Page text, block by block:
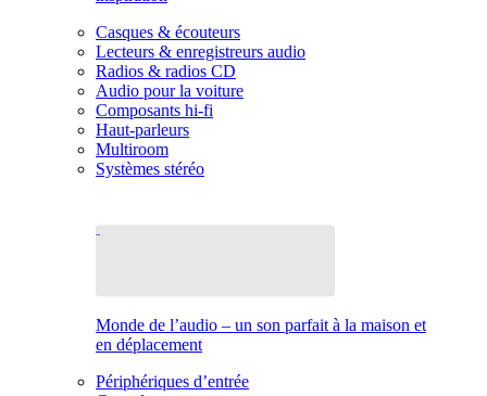
Casques & écouteurs
Lecteurs & enregistreurs audio
Radios & radios CD
Audio pour la voiture
Composants hi-fi
Haut-parleurs
Multiroom
Systèmes stéréo
Monde de l’audio – un son parfait à la maison et
en déplacement
Périphériques d’entrée